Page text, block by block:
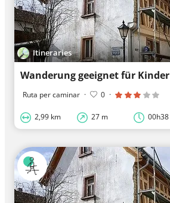
Itineraries
Wanderung geeignet für Kinder
Ruta per caminar · 0 ·
2,99 km 27 m 00h38